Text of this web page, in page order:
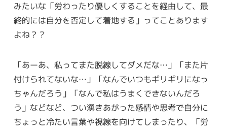
みたいな「労わったり優しくすることを経由して、最
終的には自分を否定して着地する」ってことあります
よね？？
「あーあ、私ってまた脱線してダメだな…」「また片
付けられてないな…」「なんでいつもギリギリになっ
ちゃんだろう」「なんで私はうまくできないんだろ
う」などなど、つい湧きあがった感情や思考で自分に
ちょっと冷たい言葉や視線を向けてしまったり、「労